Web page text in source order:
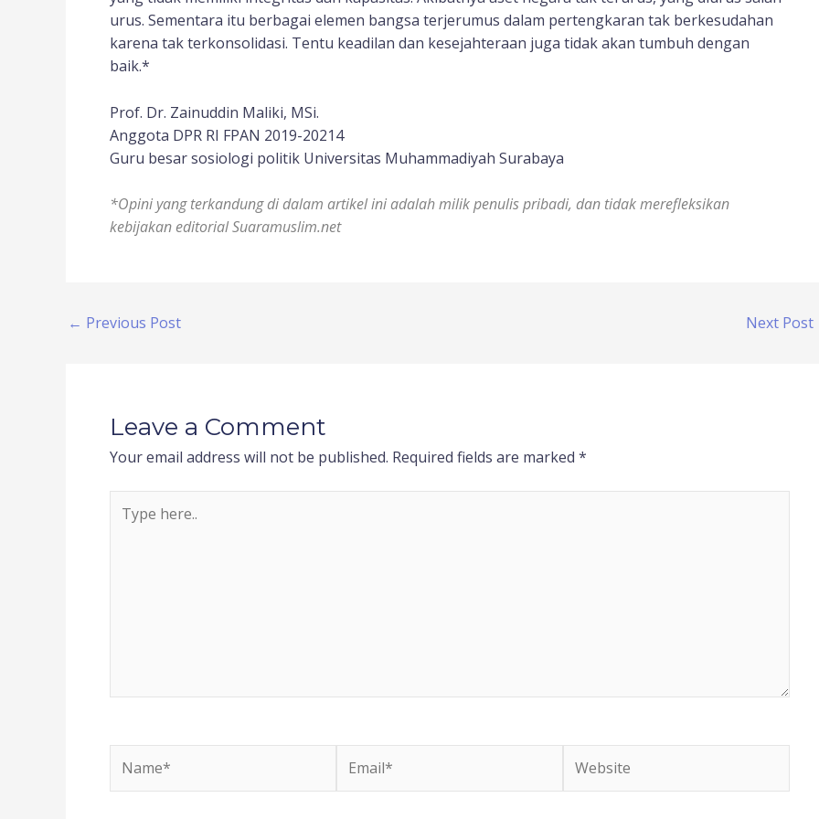
urus. Sementara itu berbagai elemen bangsa terjerumus dalam pertengkaran tak berkesudahan
karena tak terkonsolidasi. Tentu keadilan dan kesejahteraan juga tidak akan tumbuh dengan
baik.*
Prof. Dr. Zainuddin Maliki, MSi.
Anggota DPR RI FPAN 2019-20214
Guru besar sosiologi politik Universitas Muhammadiyah Surabaya
*Opini yang terkandung di dalam artikel ini adalah milik penulis pribadi, dan tidak merefleksikan
kebijakan editorial Suaramuslim.net
← Previous Post Next Post
Leave a Comment
Your email address will not be published. Required fields are marked *
here..